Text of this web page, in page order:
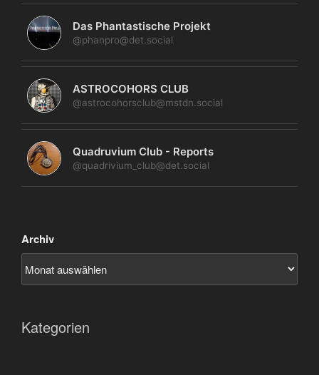
Das Phantastische Projekt
@phanpro@det.social
ASTROCOHORS CLUB
@astrocohorsclub@mstdn.social
Quadruvium Club - Reports
@quadrivium_club@det.social
Archiv
Kategorien